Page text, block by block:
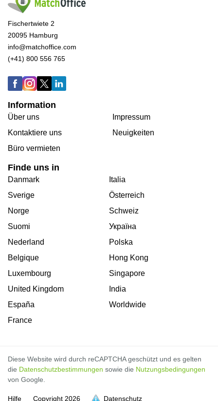
Fischertwiete 2
20095 Hamburg
info@matchoffice.com
(+41) 800 556 765
Information
Über uns
Kontaktiere uns
Büro vermieten
Impressum
Neuigkeiten
Finde uns in
Danmark
Sverige
Norge
Suomi
Nederland
Belgique
Luxembourg
United Kingdom
España
France
Italia
Österreich
Schweiz
Україна
Polska
Hong Kong
Singapore
India
Worldwide
Diese Website wird durch reCAPTCHA geschützt und es gelten
die Datenschutzbestimmungen sowie die Nutzungsbedingungen
von Google.
Hilfe Copyright 2026 Datenschutz